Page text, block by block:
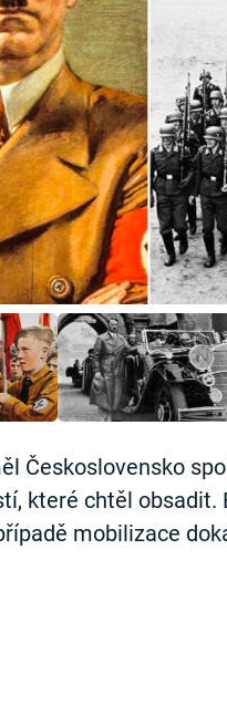
Československo
které chtěl obsadit.
mobilizace